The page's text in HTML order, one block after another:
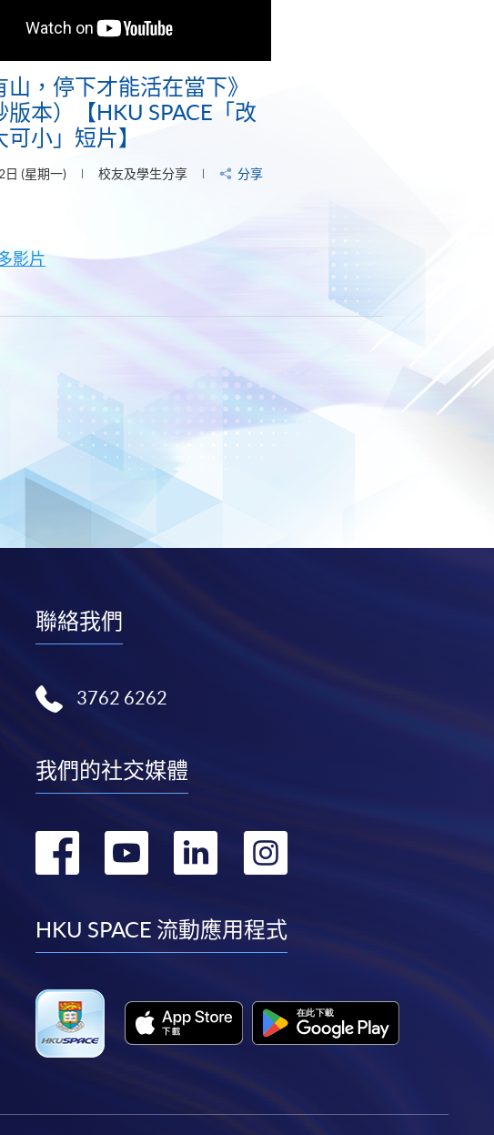
山，停下才能活在當下》
版本）【HKU SPACE「改
小」短片】
日 (星期一) 校友及學生分享 分享
影片
聯絡我們
3762 6262
我們的社交媒體
轉
facebook
轉
youtube
轉
linkedin
轉
instagram
HKU SPACE 流動應用程式